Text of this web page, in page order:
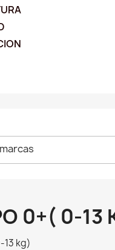
0+( 0-13
13 kg)